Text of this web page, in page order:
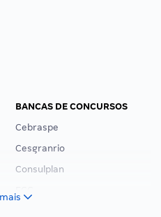
BANCAS DE CONCURSOS
Cebraspe
Cesgranrio
Consulplan